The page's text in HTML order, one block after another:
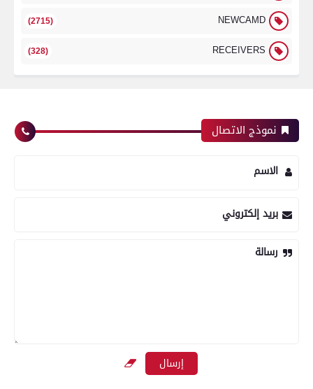
NEWCAMD
(2715)
RECEIVERS
(328)
نموذج الاتصال
الاسم
بريد إلكتروني
رسالة